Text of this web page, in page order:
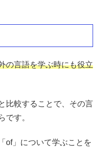
の言語を学ぶ時にも役立
比較することで、その言
です。
of」について学ぶことを